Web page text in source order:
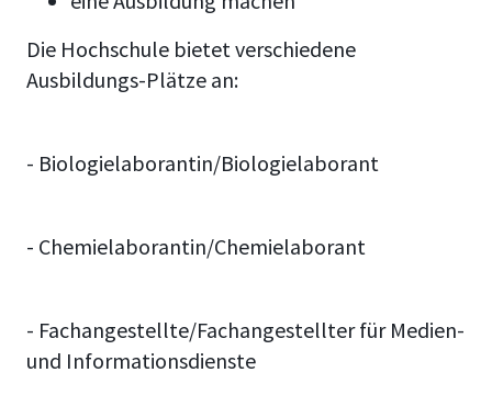
Die Hochschule bietet verschiedene
Ausbildungs-Plätze an:
- Biologielaborantin/Biologielaborant
- Chemielaborantin/Chemielaborant
- Fachangestellte/Fachangestellter für Medien-
und Informationsdienste